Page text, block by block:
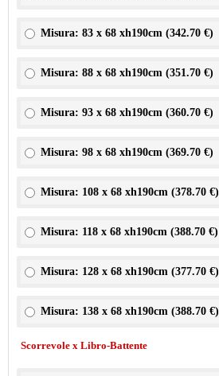
Misura: 83 x 68 xh190cm (342.70 €)
Misura: 88 x 68 xh190cm (351.70 €)
Misura: 93 x 68 xh190cm (360.70 €)
Misura: 98 x 68 xh190cm (369.70 €)
Misura: 108 x 68 xh190cm (378.70 €)
Misura: 118 x 68 xh190cm (388.70 €)
Misura: 128 x 68 xh190cm (377.70 €)
Misura: 138 x 68 xh190cm (388.70 €)
Scorrevole x Libro-Battente